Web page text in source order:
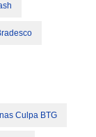
Culpa BTG